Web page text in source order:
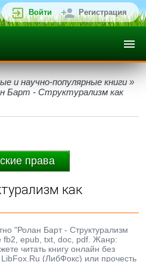
Войти Регистрация
и научно-популярные книги »
Барт - Структурализм как
права
как
"Ролан Барт - Структурализм
fb2, epub, txt, doc, pdf. Жанр:
читать книгу онлайн без
(ЛибФокс) или прочесть